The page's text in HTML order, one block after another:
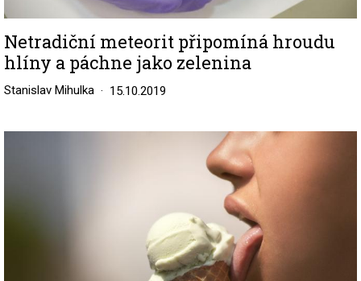
Netradiční meteorit připomíná hroudu
hlíny a páchne jako zelenina
Stanislav Mihulka 15.10.2019